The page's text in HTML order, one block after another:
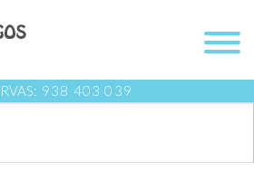
938 403 039